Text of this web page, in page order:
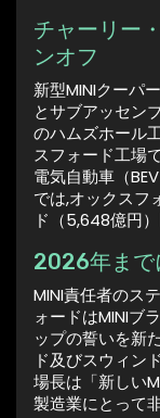
チャーリー
ンオフ
新型MINIクーパ
とサブアッセン
のハムズホール
スフォード工場
電気自動車（
では,オックスフ
ド（5,648億円
2026年まで
MINI責任者のス
ォードはMINIブ
ップの誓いを新
ド及びスウィン
場長は「新しい
製造業にとって